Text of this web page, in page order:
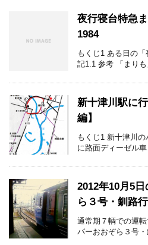
夜行寝台特急
1984
もくじ1 ある日の
記1.1 参考 「まり
新十津川駅に
編】
もくじ1 新十津川
に路面ディーゼル
2012年10月5
ら３号・釧路
通常期７輌での運
パーおおぞら３号